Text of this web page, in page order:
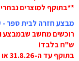
**בתוקף למוצרים
מבצע חזרה לבית ספר -
ש"ח בלבד!
בתוקף עד ה-31.8.26 או עד גמר המלאי, המוקדם מביניהם!